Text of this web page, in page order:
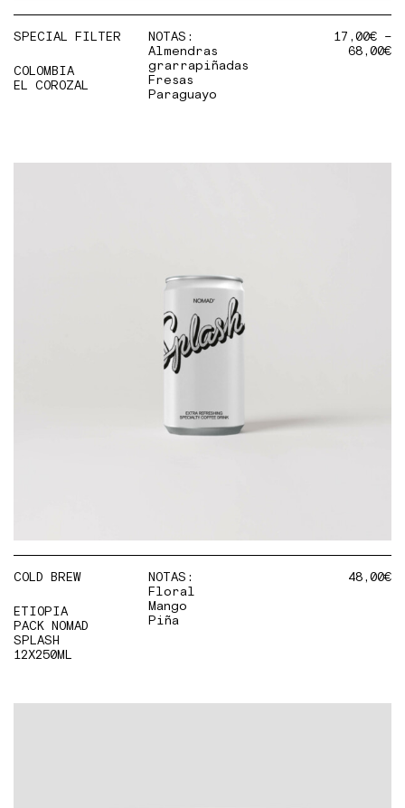
SPECIAL FILTER
COLOMBIA
EL COROZAL
NOTAS:
Almendras
grarrapiñadas
Fresas
Paraguayo
17,00€–
68,00€
COLD BREW
ETIOPIA
PACK NOMAD
SPLASH
12X250ML
NOTAS:
Floral
Mango
Piña
48,00€